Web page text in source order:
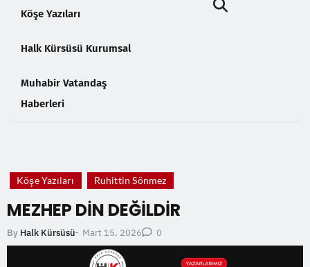
Köşe Yazıları
Halk Kürsüsü Kurumsal
Muhabir Vatandaş
Haberleri
Köşe Yazıları Ruhittin Sönmez
MEZHEP DİN DEĞİLDİR
By Halk Kürsüsü- Mart 15, 2026 0